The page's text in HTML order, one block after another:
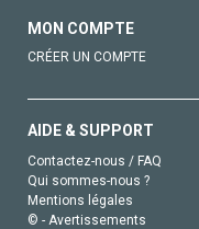
MON COMPTE
CRÉER UN COMPTE
AIDE & SUPPORT
Contactez-nous / FAQ
Qui sommes-nous ?
Mentions légales
© - Avertissements